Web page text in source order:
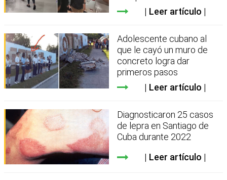
Leer artículo
Adolescente cubano al
que le cayó un muro de
concreto logra dar
primeros pasos
Leer artículo
Diagnosticaron 25 casos
de lepra en Santiago de
Cuba durante 2022
Leer artículo